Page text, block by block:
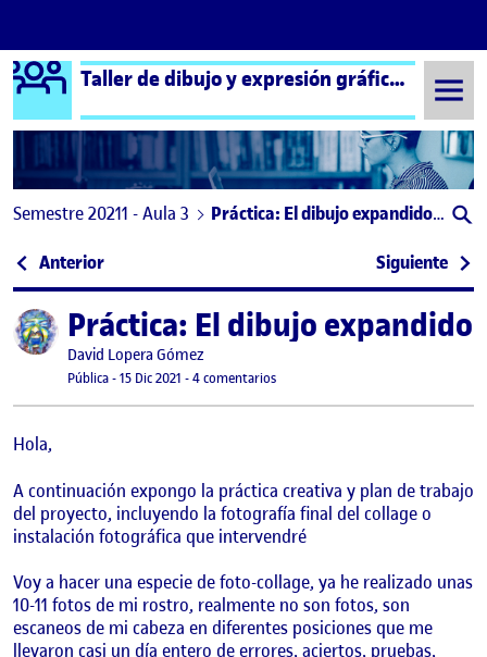
Saltar al contenido
Logo Ágora Taller de dibujo y expresión gráfica aula 3
Semestre 20211 - Aula 3 Práctica: El dibujo expandido. Presentación proyecto.
Navegación de entradas
Anterior: Entrega Parcial 2. Relato y Lenguaje.Siguiente:
Publicado porPráctica: El dibujo
Publicado por
David Lopera Gómez
Visibilidad:
Pública-Fecha de publicación
15 Dic 2021 -4 comentariosen Práctica: El dibujo expandido.
Hola,
A continuación expongo la práctica creativa y plan de trabajo
del proyecto, incluyendo la fotografía final del collage o
instalación fotográfica que intervendré
Voy a hacer una especie de foto-collage, ya he realizado unas
10-11 fotos de mi rostro, realmente no son fotos, son
escaneos de mi cabeza en diferentes posiciones que me
llevaron casi un día entero de errores, aciertos, pruebas,